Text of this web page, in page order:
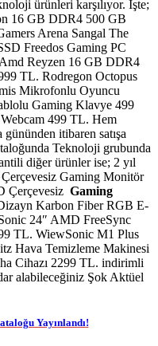
ürünleri karşılıyor. İşte;
16 GB DDR4 500 GB
Arena Sangal The
Freedos Gaming PC
Reyzen 16 GB DDR4
TL. Rodregon Octopus
Mikrofonlu Oyuncu
Gaming Klavye 499
499 TL. Hem
itibaren satışa
Teknoloji grubunda
diğer ürünler ise; 2 yıl
Gaming Monitör
Çerçevesiz Gaming
Karbon Fiber RGB E-
24″ AMD FreeSync
TL. WiewSonic M1 Plus
Hava Temizleme Makinesi
Cihazı 2299 TL. indirimli
alabileceğiniz Şok Aktüel
Yayınlandı!